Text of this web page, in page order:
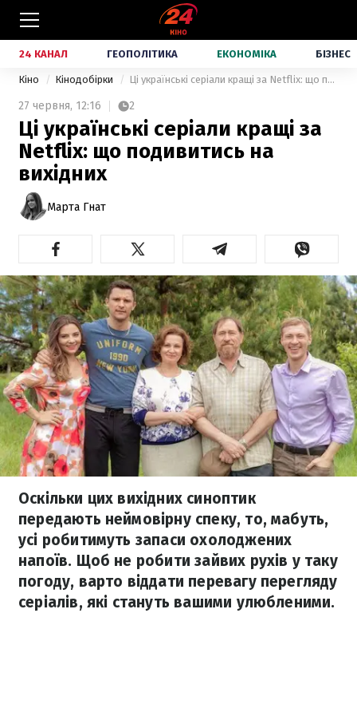
24 КАНАЛ ГЕОПОЛІТИКА ЕКОНОМІКА БІЗНЕС
Кіно Кінодобірки Ці українські серіали кращі за Netflix: що подивитись на вихідних
27 червня, 12:16 2
Ці українські серіали кращі за
Netflix: що подивитись на
вихідних
Марта Гнат
Оскільки цих вихідних синоптик
передають неймовірну спеку, то, мабуть,
усі робитимуть запаси охолоджених
напоїв. Щоб не робити зайвих рухів у таку
погоду, варто віддати перевагу перегляду
серіалів, які стануть вашими улюбленими.